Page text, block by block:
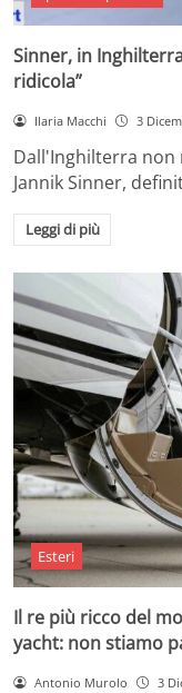
Sinner, in
ridicola”
Ilaria Macchi 3
Dall'Inghilterra non
Jannik Sinner,
Leggi di più
Esteri
Il re più ricco del
yacht: non stiamo
Antonio Murolo 3